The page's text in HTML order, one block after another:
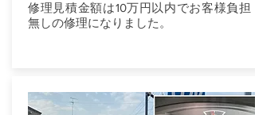
修理見積金額は10万円以内でお客様負担
無しの修理になりました。